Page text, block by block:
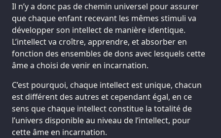
Il n’y a donc pas de chemin universel pour assurer
que chaque enfant recevant les mêmes stimuli va
développer son intellect de manière identique.
L’intellect va croître, apprendre, et absorber en
fonction des ensembles de dons avec lesquels cette
âme a choisi de venir en incarnation.
C’est pourquoi, chaque intellect est unique, chacun
est différent des autres et cependant égal, en ce
sens que chaque intellect constitue la totalité de
l’univers disponible au niveau de l’intellect, pour
cette âme en incarnation.